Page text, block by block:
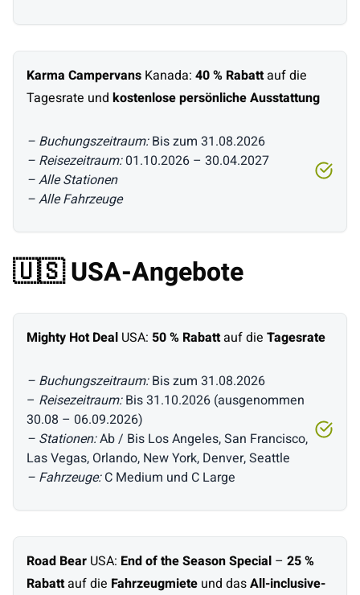
Karma Campervans Kanada: 40 % Rabattauf die
Tagesrate und kostenlose persönliche Ausstattung
– Buchungszeitraum:Bis zum 31.08.2026
– Reisezeitraum:01.10.2026 – 30.04.2027
– Alle Stationen
– Alle Fahrzeuge
🇺🇸 USA-Angebote
Mighty Hot Deal USA: 50 % Rabattauf die Tagesrate
– Buchungszeitraum:Bis zum 31.08.2026
– Reisezeitraum:Bis 31.10.2026 (ausgenommen
30.08 – 06.09.2026)
– Stationen:Ab / Bis Los Angeles, San Francisco,
Las Vegas, Orlando, New York, Denver, Seattle
– Fahrzeuge:C Medium und C Large
Road Bear USA: End of the Season Special – 25 %
Rabattauf die Fahrzeugmiete und dasAll-inclusive-